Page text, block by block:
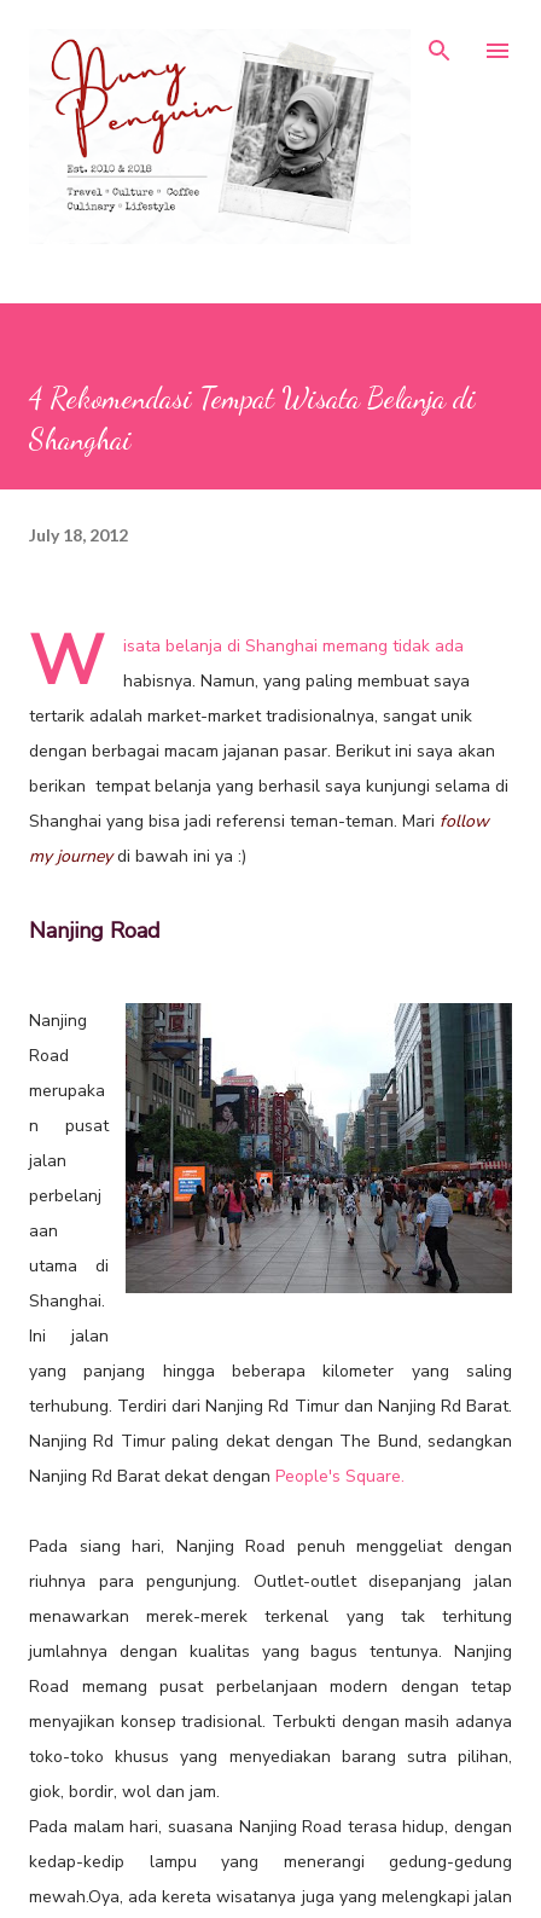
4 Rekomendasi Tempat Wisata Belanja di
Shanghai
July 18, 2012
W
isata belanja di Shanghai memang tidak ada
habisnya. Namun, yang paling membuat saya
tertarik adalah market-market tradisionalnya, sangat unik
dengan berbagai macam jajanan pasar. Berikut ini saya akan
berikan tempat belanja yang berhasil saya kunjungi selama di
Shanghai yang bisa jadi referensi teman-teman. Mari follow
my journeydi bawah ini ya :)
Nanjing Road
Nanjing
Road
merupaka
n pusat
jalan
perbelanj
aan
utama di
Shanghai.
Ini jalan
yang panjang hingga beberapa kilometer yang saling
terhubung. Terdiri dari Nanjing Rd Timur dan Nanjing Rd Barat.
Nanjing Rd Timur paling dekat dengan The Bund, sedangkan
Nanjing Rd Barat dekat dengan People's Square.
Pada siang hari, Nanjing Road penuh menggeliat dengan
riuhnya para pengunjung. Outlet-outlet disepanjang jalan
menawarkan merek-merek terkenal yang tak terhitung
jumlahnya dengan kualitas yang bagus tentunya. Nanjing
Road memang pusat perbelanjaan modern dengan tetap
menyajikan konsep tradisional. Terbukti dengan masih adanya
toko-toko khusus yang menyediakan barang sutra pilihan,
giok, bordir, wol dan jam.
Pada malam hari, suasana Nanjing Road terasa hidup, dengan
kedap-kedip lampu yang menerangi gedung-gedung
mewah.Oya, ada kereta wisatanya juga yang melengkapi jalan